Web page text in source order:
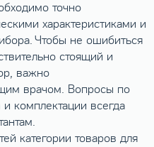
точно
характеристиками и
Чтобы не ошибиться
стоящий и
важно
врачом. Вопросы по
и комплектации всегда
категории товаров для